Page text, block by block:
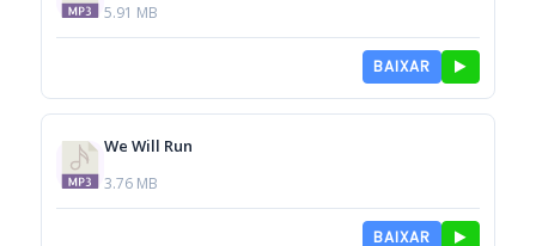
5.91 MB
BAIXAR
We Will Run
3.76 MB
BAIXAR